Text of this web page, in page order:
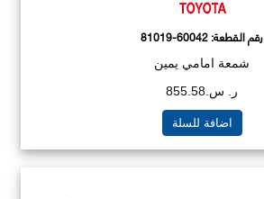
رقم القطعة:81019-60042
شمعة امامي يمين
ر. س.855.58
اضافة للسلة